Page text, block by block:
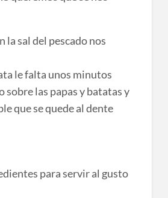
la sal del pescado nos
le falta unos minutos
sobre las papas y batatas y
que se quede al dente
para servir al gusto